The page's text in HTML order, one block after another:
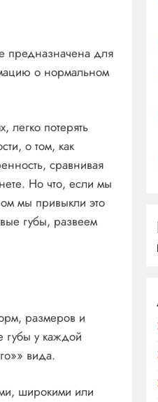
предназначена для
о нормальном
легко потерять
о том, как
сравнивая
Но что, если мы
мы привыкли это
губы, развеем
размеров и
губы у каждой
вида.
широкими или